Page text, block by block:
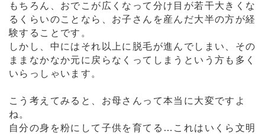
もちろん、おでこが広くなって分け目が若干大きくな
るくらいのことなら、お子さんを産んだ大半の方が経
験することです。
しかし、中にはそれ以上に脱毛が進んでしまい、その
ままなかなか元に戻らなくってしまうという方も多く
いらっしゃいます。
こう考えてみると、お母さんって本当に大変ですよ
ね。
自分の身を粉にして子供を育てる…これはいくら文明